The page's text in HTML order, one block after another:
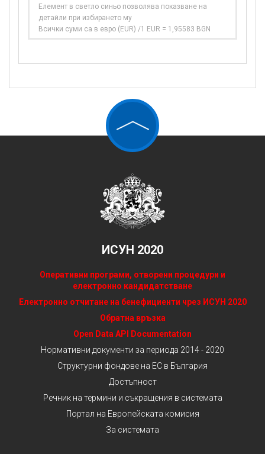
Елемент в светло синьо позволява показване на
детайли при избирането му
Всички суми са в евро (EUR) /1 EUR = 1,95583 BGN
ИСУН 2020
Оперативни програми, отворени процедури и
електронно кандидатстване
Електронно отчитане на бенефициенти чрез ИСУН 2020
Обратна връзка
Open Data API Documentation
Нормативни документи за периода 2014 - 2020
Структурни фондове на ЕС в България
Достъпност
Речник на термини и съкращения в системата
Портал на Европейската комисия
За системата